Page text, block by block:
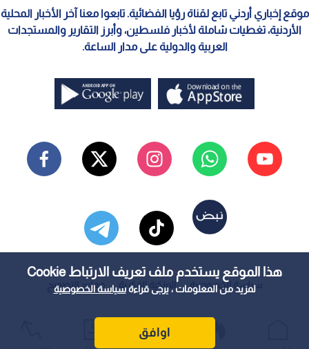
هذا الموقع يستخدم ملف تعريف الارتباط Cookie
لمزيد من المعلومات ، يرجى قراءةسياسة الخصوصية
اوافق
موقع إخباري أردني تابع لقناة رؤيا الفضائية. تابعوا معنا آخر الأخبار المحلية
الأردنية، تغطيات شاملة لأخبار فلسطين، وأبرز التقارير والمستجدات
العربية والدولية على مدار الساعة.
سياسة الخصوصية الملكية الفكرية معايير التصحيح